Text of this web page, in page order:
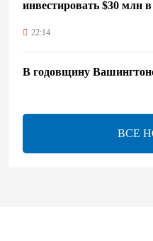
инвестировать $30 млн
22:14
В годовщину
ВСЕ